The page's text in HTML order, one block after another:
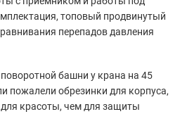
топовый продвинутый
перепадов давления
башни у крана на 45
пожалели обрезинки для корпуса,
для красоты, чем для защиты